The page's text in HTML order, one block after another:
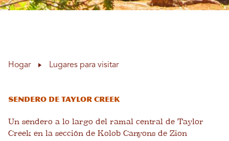
Hogar Lugares para visitar
Sendero de Taylor Creek
Un sendero a lo largo del ramal central de Taylor
Creek en la sección de Kolob Canyons de Zion